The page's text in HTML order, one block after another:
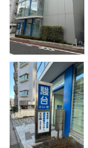
か
ら
徒